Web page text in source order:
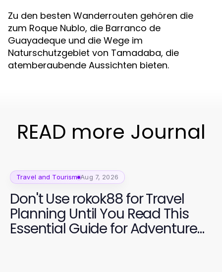
Zu den besten Wanderrouten gehören die
zum Roque Nublo, die Barranco de
Guayadeque und die Wege im
Naturschutzgebiet von Tamadaba, die
atemberaubende Aussichten bieten.
READ more Journal
Travel and Tourism Aug 7, 2026
Don't Use rokok88 for Travel
Planning Until You Read This
Essential Guide for Adventure